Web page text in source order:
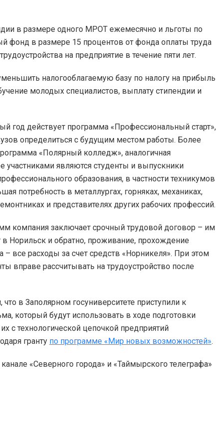
в размере одного МРОТ ежемесячно и льготы по
фонд в размере 15 процентов от фонда оплаты труда
на предприятие в течение пяти лет.
налогооблагаемую базу по налогу на прибыль
молодых специалистов, выплату стипендии и
год действует программа «Профессиональный старт»,
определиться с будущим местом работы. Более
«Полярный колледж», аналогичная
участниками являются студенты и выпускники
образования, в частности техникумов
потребность в металлургах, горняках, механиках,
и представителях других рабочих профессий.
компания заключает срочный трудовой договор – им
Норильск и обратно, проживание, прохождение
все расходы за счет средств «Норникеля». При этом
вправе рассчитывать на трудоустройство после
в Заполярном госуниверситете приступили к
который будут использовать в ходе подготовки
с технологической цепочкой предприятий
гранту по программе «Мир новых возможностей».
«Северного города» и «Таймырского телеграфа»